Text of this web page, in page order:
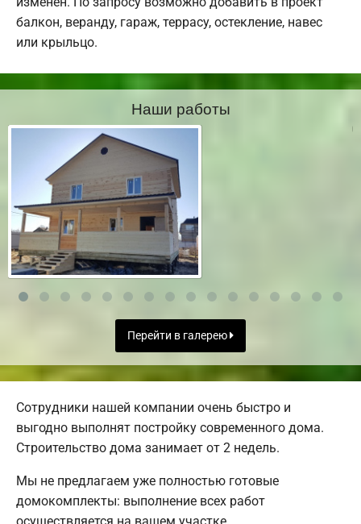
балкон, веранду, гараж, террасу, остекление, навес
или крыльцо.
Наши работы
Перейти в галерею
Сотрудники нашей компании очень быстро и
выгодно выполнят постройку современного дома.
Строительство дома занимает от 2 недель.
Мы не предлагаем уже полностью готовые
домокомплекты: выполнение всех работ